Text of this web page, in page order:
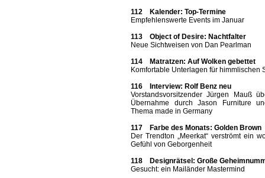
112 Kalender: Top-Termine
Empfehlenswerte Events im Januar
113 Object of Desire: Nachtfalter
Neue Sichtweisen von Dan Pearlman
114 Matratzen: Auf Wolken gebettet
Komfortable Unterlagen für himmlischen
116 Interview: Rolf Benz neu
Vorstandsvorsitzender Jürgen Mauß
Übernahme durch Jason Furniture
Thema made in Germany
117 Farbe des Monats: Golden Brown
Der Trendton „Meerkat“ verströmt ein
Gefühl von Geborgenheit
118 Designrätsel: Große
Gesucht: ein Mailänder Mastermind